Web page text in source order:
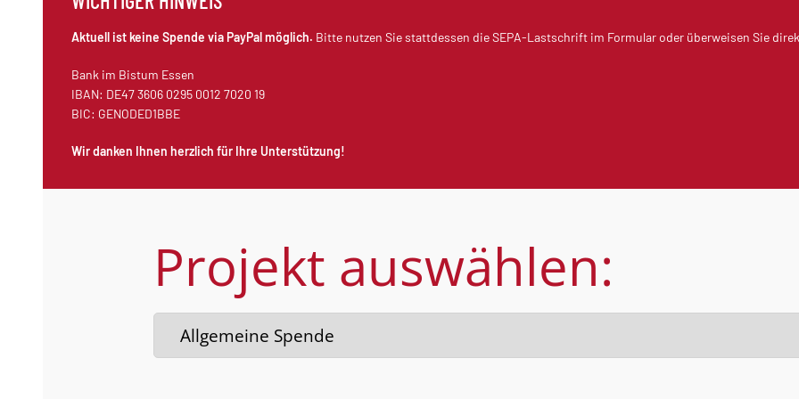
Aktuell ist keine Spende via PayPal möglich. Bitte nutzen Sie stattdessen die SEPA-Lastschrift im Formular oder überweisen Sie
Bank im Bistum Essen
IBAN: DE47 3606 0295 0012 7020 19
BIC: GENODED1BBE
Wir danken Ihnen herzlich für Ihre Unterstützung!